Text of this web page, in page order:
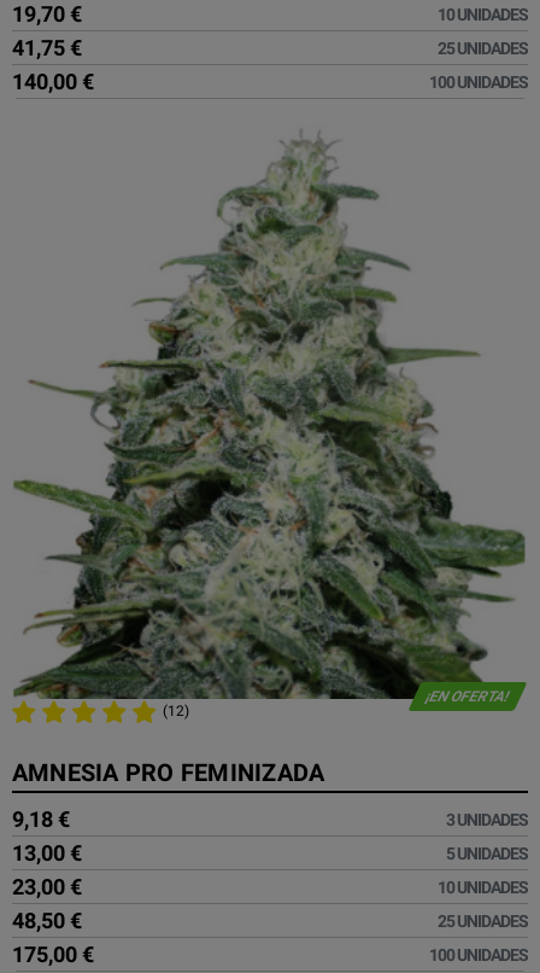
19,70 € 10 UNIDADES
41,75 € 25 UNIDADES
140,00 € 100 UNIDADES
¡EN OFERTA!
(12)
AMNESIA PRO FEMINIZADA
9,18 € 3 UNIDADES
13,00 € 5 UNIDADES
23,00 € 10 UNIDADES
48,50 € 25 UNIDADES
175,00 € 100 UNIDADES